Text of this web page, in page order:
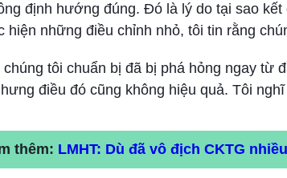
định hướng đúng. Đó là lý do tại sao
những điều chỉnh nhỏ, tôi tin rằng
tôi chuẩn bị đã bị phá hỏng ngay từ
điều đó cũng không hiệu quả. Tôi
thêm: LMHT: Dù đã vô địch CKTG